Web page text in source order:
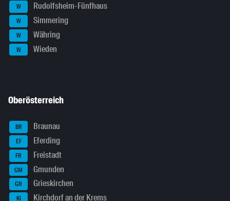
W Rudolfsheim-Fünfhaus
W Simmering
W Währing
W Wieden
Oberösterreich
BR Braunau
EF Eferding
FR Freistadt
GM Gmunden
GR Grieskirchen
KI Kirchdorf an der Krems